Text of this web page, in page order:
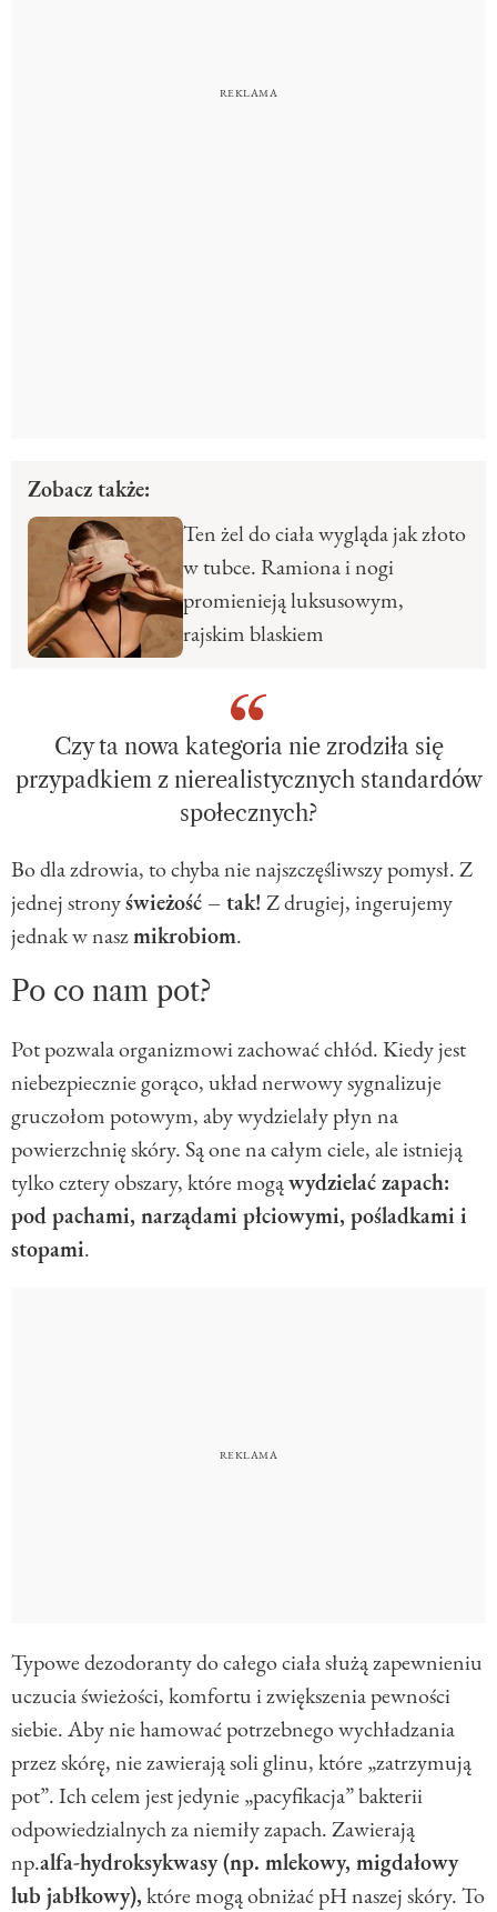
Zobacz także:
Ten żel do ciała wygląda jak złoto
w tubce. Ramiona i nogi
promienieją luksusowym,
rajskim blaskiem
Czy ta nowa kategoria nie zrodziła się
przypadkiem z nierealistycznych standardów
społecznych?
Bo dla zdrowia, to chyba nie najszczęśliwszy pomysł. Z
jednej stronyświeżość – tak! Z drugiej, ingerujemy
jednak w naszmikrobiom.
Po co nam pot?
Pot pozwala organizmowi zachować chłód. Kiedy jest
niebezpiecznie gorąco, układ nerwowy sygnalizuje
gruczołom potowym, aby wydzielały płyn na
powierzchnię skóry. Są one na całym ciele, ale istnieją
tylko cztery obszary, które mogąwydzielać zapach:
pod pachami, narządami płciowymi, pośladkami i
stopami.
Typowe dezodoranty do całego ciała służą zapewnieniu
uczucia świeżości, komfortu i zwiększenia pewności
siebie. Aby nie hamować potrzebnego wychładzania
przez skórę, nie zawierają soli glinu, które „zatrzymują
pot”. Ich celem jest jedynie „pacyfikacja” bakterii
odpowiedzialnych za niemiły zapach. Zawierają
np.alfa-hydroksykwasy (np. mlekowy, migdałowy
lub jabłkowy),które mogą obniżać pH naszej skóry. To